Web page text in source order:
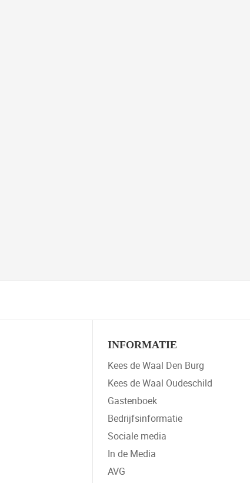
INFORMATIE
Kees de Waal Den Burg
Kees de Waal Oudeschild
Gastenboek
Bedrijfsinformatie
Sociale media
In de Media
AVG